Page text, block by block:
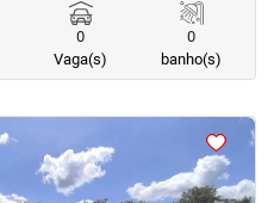
0
Vaga(s)
0
banho(s)